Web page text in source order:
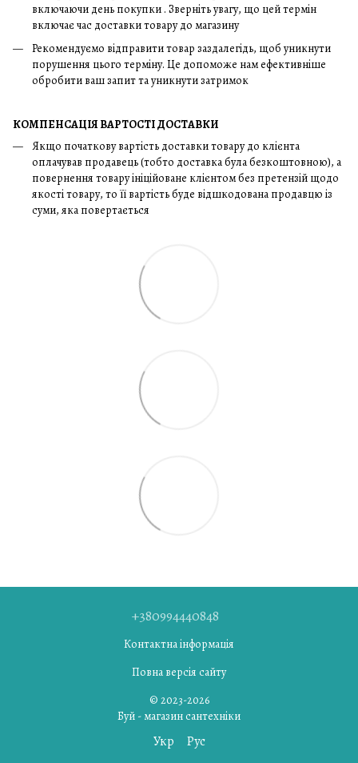
включаючи день покупки . Зверніть увагу, що цей термін
включає час доставки товару до магазину
Рекомендуємо відправити товар заздалегідь, щоб уникнути
порушення цього терміну. Це допоможе нам ефективніше
обробити ваш запит та уникнути затримок
КОМПЕНСАЦІЯ ВАРТОСТІ ДОСТАВКИ
Якщо початкову вартість доставки товару до клієнта
оплачував продавець (тобто доставка була безкоштовною), а
повернення товару ініційоване клієнтом без претензій щодо
якості товару, то її вартість буде відшкодована продавцю із
суми, яка повертається
+380994440848
Контактна інформація
Повна версія сайту
© 2023-2026
Буй - магазин сантехніки
Укр Рус